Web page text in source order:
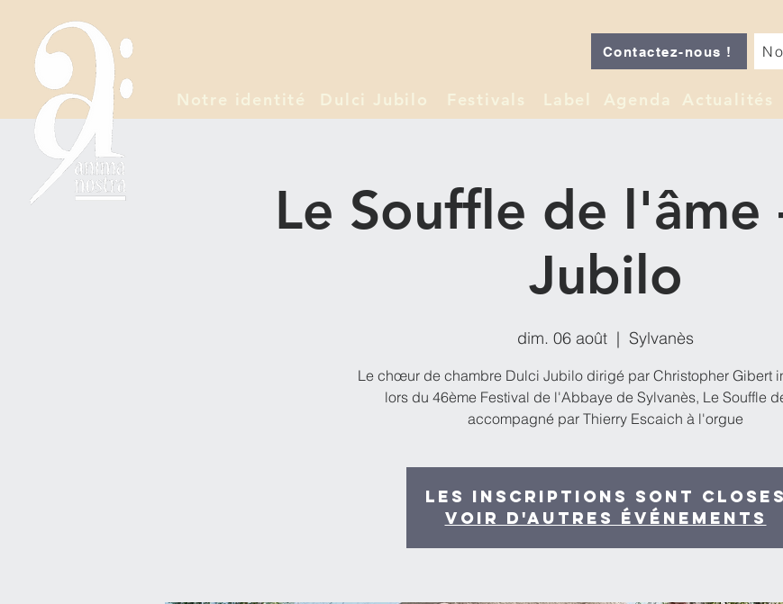
Contactez-nous !
Notre identité Dulci Jubilo Festivals Label Agenda Actualités
Le Souffle de l'âme
Jubilo
dim. 06 août
  |
Sylvanès
Le chœur de chambre Dulci Jubilo dirigé par Christopher Gibert
lors du 46ème Festival de l'Abbaye de Sylvanès, Le Souffle
accompagné par Thierry Escaich à l'orgue
Les inscriptions sont closes
Voir d'autres événements